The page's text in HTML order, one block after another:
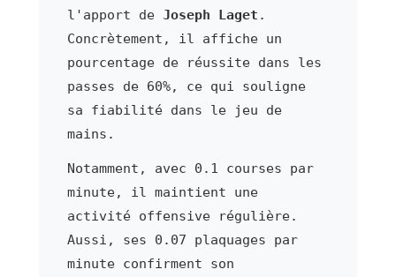
l'apport de Joseph Laget .
Concrètement, il affiche un
pourcentage de réussite dans les
passes de 60%, ce qui souligne
sa fiabilité dans le jeu de
mains.
Notamment, avec 0.1 courses par
minute, il maintient une
activité offensive régulière.
Aussi, ses 0.07 plaquages par
minute confirment son